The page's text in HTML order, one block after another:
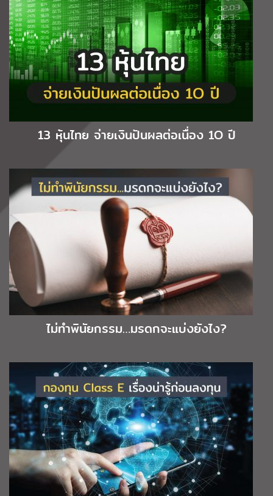
13 หุ้นไทย จ่ายเงินปันผลต่อเนื่อง 1O ปี
ไม่ทำพินัยกรรม…มรดกจะแบ่งยังไง?